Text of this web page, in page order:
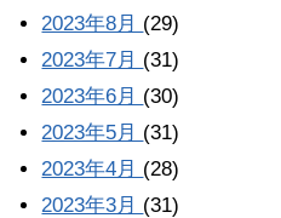
2023年8月 (29)
2023年7月 (31)
2023年6月 (30)
2023年5月 (31)
2023年4月 (28)
2023年3月 (31)